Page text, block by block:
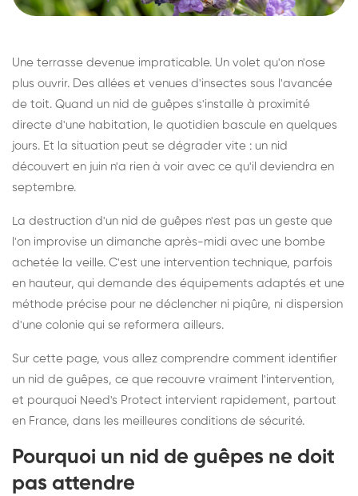
Une terrasse devenue impraticable. Un volet qu'on n'ose
plus ouvrir. Des allées et venues d'insectes sous l'avancée
de toit. Quand un nid de guêpes s'installe à proximité
directe d'une habitation, le quotidien bascule en quelques
jours. Et la situation peut se dégrader vite : un nid
découvert en juin n'a rien à voir avec ce qu'il deviendra en
septembre.
La destruction d'un nid de guêpes n'est pas un geste que
l'on improvise un dimanche après-midi avec une bombe
achetée la veille. C'est une intervention technique, parfois
en hauteur, qui demande des équipements adaptés et une
méthode précise pour ne déclencher ni piqûre, ni dispersion
d'une colonie qui se reformera ailleurs.
Sur cette page, vous allez comprendre comment identifier
un nid de guêpes, ce que recouvre vraiment l'intervention,
et pourquoi Need's Protect intervient rapidement, partout
en France, dans les meilleures conditions de sécurité.
Pourquoi un nid de guêpes ne doit
pas attendre